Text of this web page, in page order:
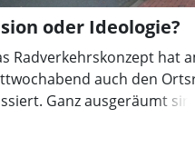
oder Ideologie?
Radverkehrskonzept hat
auch den
Ganz ausgeräumt